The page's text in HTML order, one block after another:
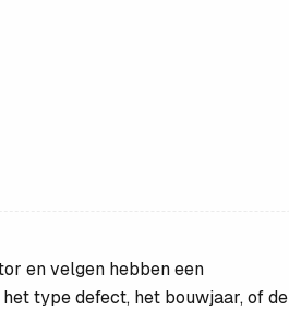
en velgen hebben een
type defect, het bouwjaar, of de